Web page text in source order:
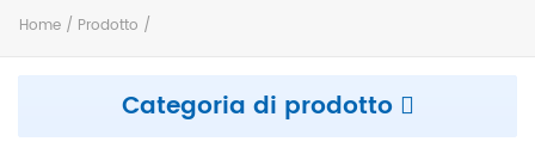
Home / Prodotto /
Categoria di prodotto